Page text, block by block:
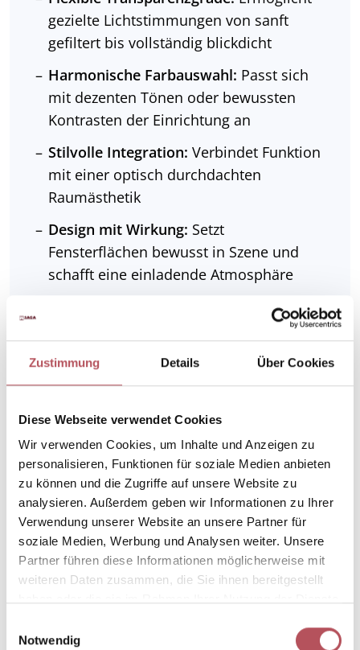
Zustimmung Details Über Cookies
Diese Webseite verwendet Cookies
Wir verwenden Cookies, um Inhalte und Anzeigen zu
personalisieren, Funktionen für soziale Medien anbieten
zu können und die Zugriffe auf unsere Website zu
analysieren. Außerdem geben wir Informationen zu Ihrer
Verwendung unserer Website an unsere Partner für
soziale Medien, Werbung und Analysen weiter. Unsere
Partner führen diese Informationen möglicherweise mit
weiteren Daten zusammen, die Sie ihnen bereitgestellt
Notwendig
gezielte Lichtstimmungen von sanft
gefiltert bis vollständig blickdicht
Harmonische Farbauswahl: Passt sich
mit dezenten Tönen oder bewussten
Kontrasten der Einrichtung an
Stilvolle Integration: Verbindet Funktion
mit einer optisch durchdachten
Raumästhetik
Design mit Wirkung: Setzt
Fensterflächen bewusst in Szene und
schafft eine einladende Atmosphäre
Sie interessieren sich für unseren
innenliegenden Sonnenschutz?
Schauen Sie sich doch unsere vielfältigen
Verschattungslösungen für den Innenraum an –
sicher ist auch die Passende für Sie dabei.
Unsere Systeme im Überblick
Pflegeleicht im Alltag
Bestform